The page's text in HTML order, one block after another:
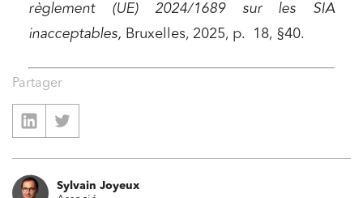
règlement (UE) 2024/1689 sur les SIA
inacceptables, Bruxelles, 2025, p. 18, §40.
Partager
Sylvain Joyeux